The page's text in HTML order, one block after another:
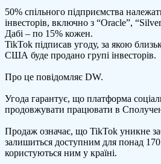
50% спільного підприємства
інвесторів, включно з “Oracle”,
Дабі – по 15% кожен.
TikTok підписав угоду, за якою
США буде продано групі інвесторів.
Про це повідомляє DW.
Угода гарантує, що платформа
продовжувати працювати в
Продаж означає, що TikTok уникне
залишиться доступним для понад 170
користуються ним у країні.